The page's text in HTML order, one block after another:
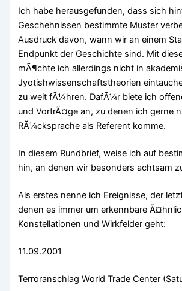
Ich habe herausgefunden, dass sich
Geschehnissen bestimmte Muster
Ausdruck davon, wann wir an einem
Endpunkt der Geschichte sind. Mit
mÃ¶chte ich allerdings nicht in
Jyotishwissenschaftstheorien
zu weit fÃ¼hren. DafÃ¼r biete ich
und VortrÃ¤ge an, zu denen ich gerne
RÃ¼cksprache als Referent komme.
In diesem Rundbrief, weise ich auf
hin, an denen wir besonders achtsam
Als erstes nenne ich Ereignisse, der
denen es immer um erkennbare
Konstellationen und Wirkfelder geht:
11.09.2001
Terroranschlag World Trade Center